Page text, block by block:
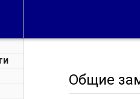
Общие